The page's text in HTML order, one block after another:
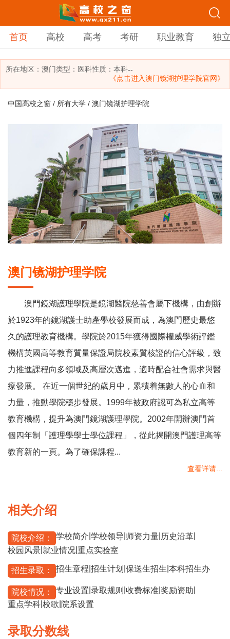
首页 高校 高考 考研 职业教育 独
所在地区： 澳门类型： 医科性质：本科--
《点击进入澳门镜湖护理学院官网》
中国高校之窗 / 所有大学 / 澳门镜湖护理学院
澳门镜湖护理学院
澳門鏡湖護理學院是鏡湖醫院慈善會屬下機構，由創辦
於1923年的鏡湖護士助產學校發展而成，為澳門歷史最悠
久的護理教育機構。學院於2015年獲得國際權威學術評鑑
機構英國高等教育質量保證局院校素質核證的信心評級，致
力推進課程向多領域及高層次邁進，適時配合社會需求與醫
療發展。 在近一個世紀的歲月中，累積着無數人的心血和
力量，推動學院穩步發展。1999年被政府認可為私立高等
教育機構，提升為澳門鏡湖護理學院。2002年開辦澳門首
個四年制「護理學學士學位課程」，從此揭開澳門護理高等
教育新的一頁。為了確保課程...
查看详请...
相关介绍
院校介绍： 学校简介 学校领导 师资力量 历史沿革
校园风景 就业情况 重点实验室
招生录取： 招生章程 招生计划 保送生招生 本科招生办
院校情况： 专业设置 录取规则 收费标准 奖励资助
重点学科 校歌 院系设置
录取分数线